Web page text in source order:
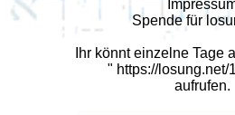
Spende für
Ihr könnt einzelne Tage
" https://losung.net/
aufrufen.